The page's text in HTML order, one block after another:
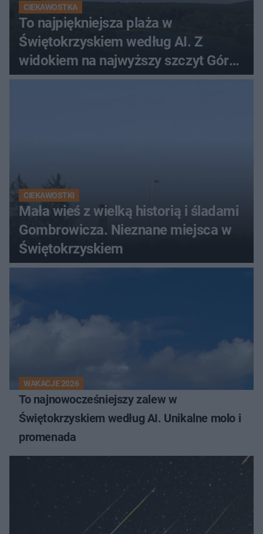
CIEKAWOSTKA
To najpiękniejsza plaża w
Świętokrzyskiem według AI. Z
widokiem na najwyższy szczyt Gór
Świętokrzyskich
CIEKAWOSTKI
Mała wieś z wielką historią i śladami
Gombrowicza. Nieznane miejsca w
Świętokrzyskiem
WAKACJE 2026
To najnowocześniejszy zalew w
Świętokrzyskiem według AI. Unikalne molo i
promenada